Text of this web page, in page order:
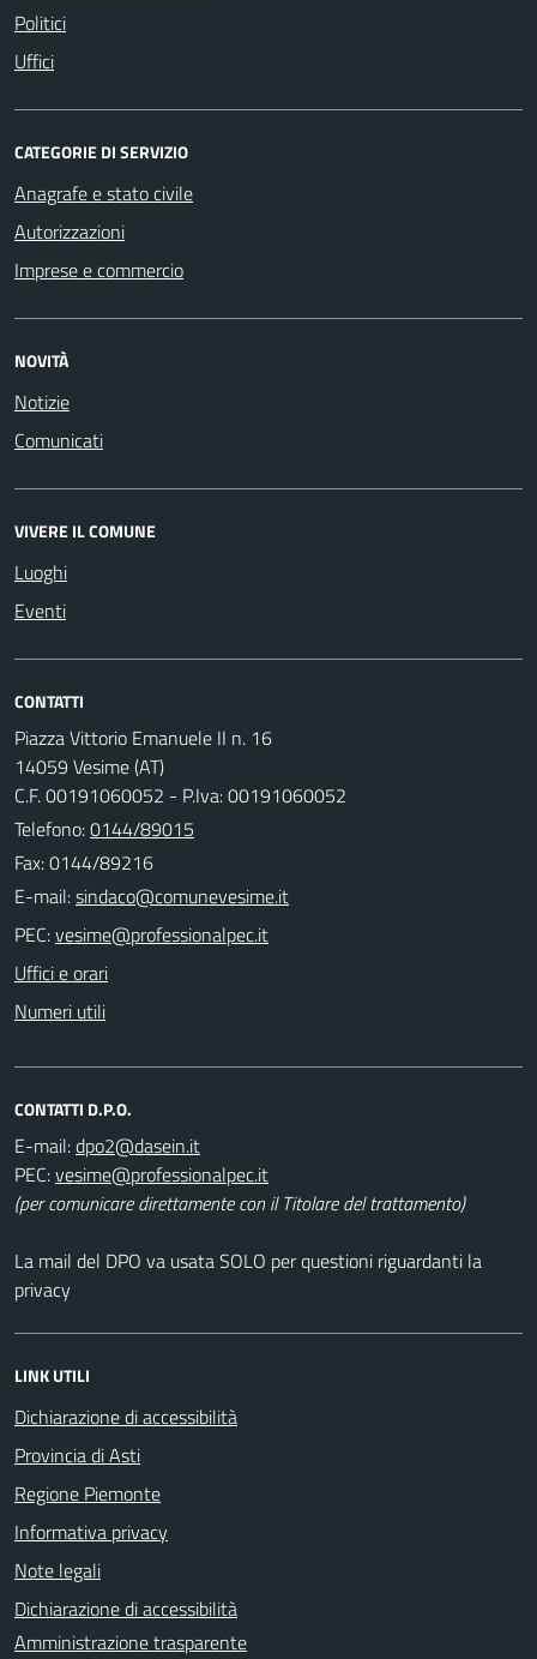
Politici
Uffici
CATEGORIE DI SERVIZIO
Anagrafe e stato civile
Autorizzazioni
Imprese e commercio
NOVITÀ
Notizie
Comunicati
VIVERE IL COMUNE
Luoghi
Eventi
CONTATTI
Piazza Vittorio Emanuele II n. 16
14059 Vesime (AT)
C.F. 00191060052 - P.Iva: 00191060052
Telefono:0144/89015
Fax: 0144/89216
E-mail:
PEC:
Uffici e orari
Numeri utili
CONTATTI D.P.O.
E-mail:
PEC:
(per comunicare direttamente con il Titolare del trattamento)
La mail del DPO va usata SOLO per questioni riguardanti la
privacy
LINK UTILI
Dichiarazione di accessibilità
Provincia di Asti
Regione Piemonte
Informativa privacy
Note legali
Dichiarazione di accessibilità
Amministrazione trasparente